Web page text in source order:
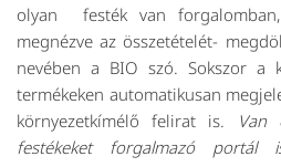
olyan festék van
megnézve az összetételét-
nevében a BIO szó. Sokszor a
termékeken automatikusan
környezetkímélő
felirat is.
Van
festékeket forgalmazó portál